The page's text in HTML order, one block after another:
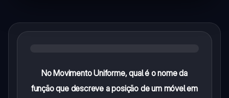
No Movimento Uniforme, qual é o nome da
função que descreve a posição de um móvel em